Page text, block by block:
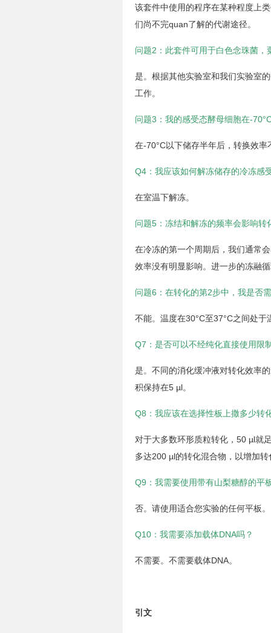
该套件中使用的程序在某种程度上
们尚不完quan了解的代谢途径。
问题2：此套件可用于白色念珠菌
是。根据其他实验室和我们实验室
工作。
问题3：我的感受态酵母细胞在-
在-70°C以下储存半年后，转换效
Q4：我应该如何解冻储存的冷冻感
在室温下解冻。
问题5：冻结和解冻的频率会影响转
在冷冻的第一个周期后，我们通常
效率没有明显影响。进一步的冻融
问题6：在转化的第2步中，我是否
不能。温度在30°C至37°C之间处
Q7：是否可以不经纯化直接使用限
是。不同的消化缓冲液对转化效率
积保持在5 µl。
Q8：我应该在选择性板上撒多少转
对于大多数环形质粒转化，50 µl就
多达200 µl的转化混合物，以增加
Q9：我需要使用带有山梨糖醇的平
否。请使用适合您实验的任何平板。
Q10：我需要添加载体DNA吗？
不需要。不需要载体DNA。
引文